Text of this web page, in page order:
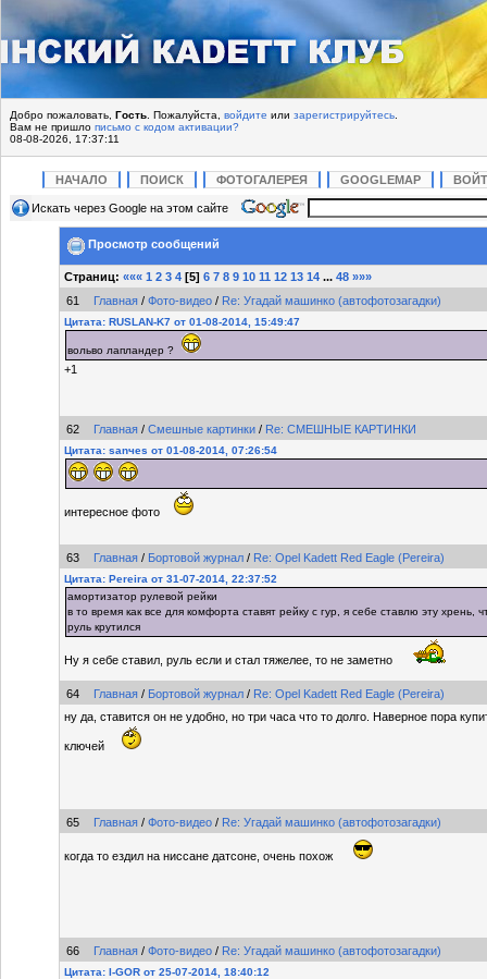
Добро пожаловать, Гость . Пожалуйста, войдите или зарегистрируйтесь
Вам не пришло письмо с кодом активации?
08-08-2026, 17:37:11
НАЧАЛО ПОИСК ФОТОГАЛЕРЕЯ GOOGLEMAP
Искать через Google на этом сайте
Просмотр сообщений
Страниц: ««« 1 2 3 4 [5] 6 7 8 9 10 11 12 13 14 ... 48 »»»
61
Главная / Фото-видео / Re: Угадай машинко (автофотозагадки)
Цитата: RUSLAN-K7 от 01-08-2014, 15:49:47
вольво лапландер ?
+1
62 Главная / Смешные картинки / Re: СМЕШНЫЕ КАРТИНКИ
Цитата: sanчes от 01-08-2014, 07:26:54
интересное фото
63 Главная / Бортовой журнал / Re: Opel Kadett Red Eagle (Pereira)
Цитата: Pereira от 31-07-2014, 22:37:52
амортизатор рулевой рейки
в то время как все для комфорта ставят рейку с гур, я себе ставлю эту
руль крутился
Ну я себе ставил, руль если и стал тяжелее, то не заметно
64 Главная / Бортовой журнал / Re: Opel Kadett Red Eagle (Pereira)
ну да, ставится он не удобно, но три часа что то долго. Наверное пора
ключей
65 Главная / Фото-видео / Re: Угадай машинко (автофотозагадки)
когда то ездил на ниссане датсоне, очень похож
66 Главная / Фото-видео / Re: Угадай машинко (автофотозагадки)
Цитата: I-GOR от 25-07-2014, 18:40:12